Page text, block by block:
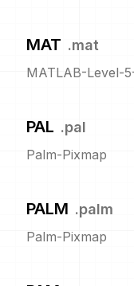
MAT .mat
MATLAB-Level-
PAL .pal
Palm-Pixmap
PALM .palm
Palm-Pixmap